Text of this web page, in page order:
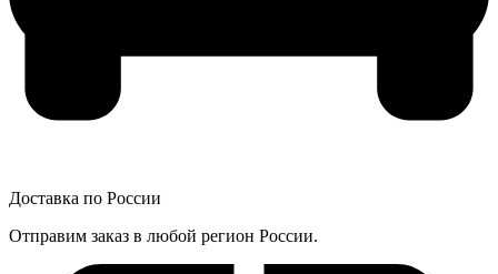
Доставка по России
Отправим заказ в любой регион России.